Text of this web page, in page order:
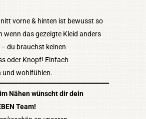
vorne & hinten ist bewusst so
wenn das gezeigte Kleid anders
du brauchst keinen
oder Knopf! Einfach
und wohlfühlen.
Nähen wünscht dir dein
Team!